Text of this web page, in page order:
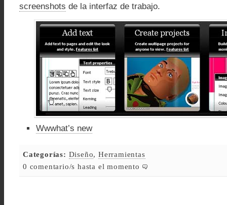
screenshots de la interfaz de trabajo.
Wwwhat’s new
Categorías: Diseño,Herramientas
0 comentario/s hasta el momento